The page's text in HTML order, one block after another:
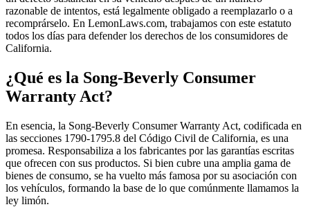
razonable de intentos, está legalmente obligado a reemplazarlo o a
recomprárselo. En LemonLaws.com, trabajamos con este estatuto
todos los días para defender los derechos de los consumidores de
California.
¿Qué es la Song-Beverly Consumer
Warranty Act?
En esencia, la Song-Beverly Consumer Warranty Act, codificada en
las secciones 1790-1795.8 del Código Civil de California, es una
promesa. Responsabiliza a los fabricantes por las garantías escritas
que ofrecen con sus productos. Si bien cubre una amplia gama de
bienes de consumo, se ha vuelto más famosa por su asociación con
los vehículos, formando la base de lo que comúnmente llamamos la
ley limón.